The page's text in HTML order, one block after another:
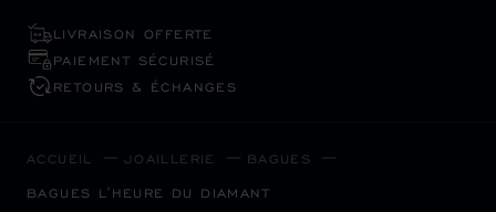
LIVRAISON OFFERTE
PAIEMENT SÉCURISÉ
RETOURS & ÉCHANGES
ACCUEIL JOAILLERIE BAGUES
BAGUES L'HEURE DU DIAMANT